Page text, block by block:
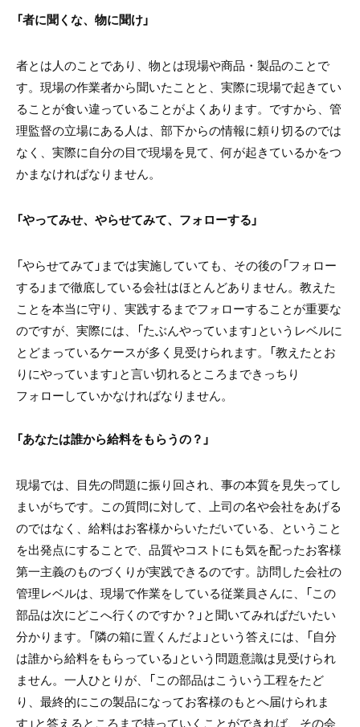
「者に聞くな、物に聞け」
者とは人のことであり、物とは現場や商品・製品のことで
す。現場の作業者から聞いたことと、実際に現場で起きてい
ることが食い違っていることがよくあります。ですから、管
理監督の立場にある人は、部下からの情報に頼り切るのでは
なく、実際に自分の目で現場を見て、何が起きているかをつ
かまなければなりません。
「やってみせ、やらせてみて、フォローする」
「やらせてみて」までは実施していても、その後の「フォロー
する」まで徹底している会社はほとんどありません。教えた
ことを本当に守り、実践するまでフォローすることが重要な
のですが、実際には、「たぶんやっています」というレベルに
とどまっているケースが多く見受けられます。「教えたとお
りにやっています」と言い切れるところまできっちり
フォローしていかなければなりません。
「あなたは誰から給料をもらうの？」
現場では、目先の問題に振り回され、事の本質を見失ってし
まいがちです。この質問に対して、上司の名や会社をあげる
のではなく、給料はお客様からいただいている、ということ
を出発点にすることで、品質やコストにも気を配ったお客様
第一主義のものづくりが実践できるのです。訪問した会社の
管理レベルは、現場で作業をしている従業員さんに、「この
部品は次にどこへ行くのですか？」と聞いてみればだいたい
分かります。「隣の箱に置くんだよ」という答えには、「自分
は誰から給料をもらっている」という問題意識は見受けられ
ません。一人ひとりが、「この部品はこういう工程をたど
り、最終的にこの製品になってお客様のもとへ届けられま
す」と答えるところまで持っていくことができれば、その会